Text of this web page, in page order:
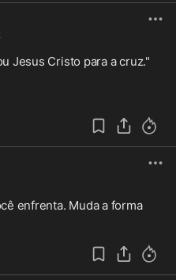
Jesus Cristo para a cruz."
enfrenta. Muda a forma